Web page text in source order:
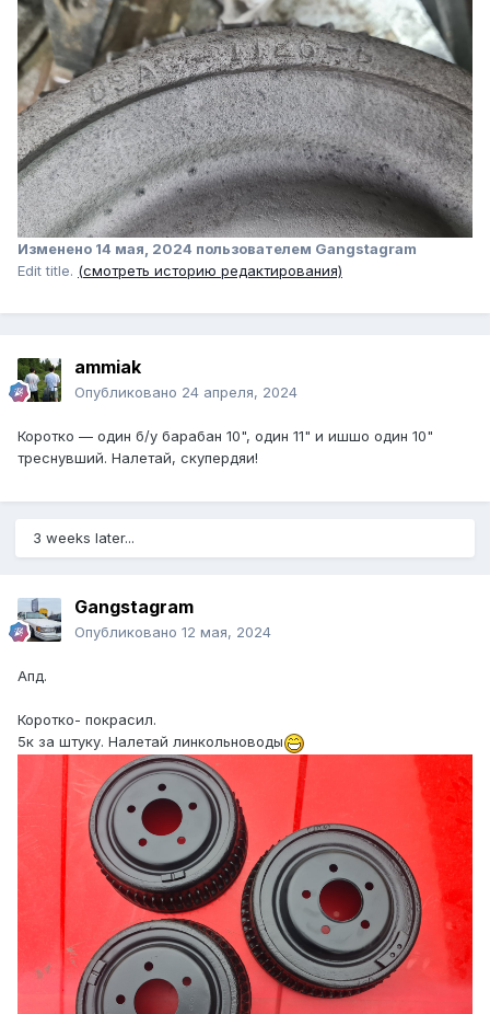
Изменено 14 мая, 2024 пользователем Gangstagram
Edit title. (смотреть историю редактирования)
ammiak
Опубликовано 24 апреля, 2024
Коротко — один б/у барабан 10", один 11" и ишшо один 10"
треснувший. Налетай, скупердяи!
3 weeks later...
Gangstagram
Опубликовано 12 мая, 2024
Апд.
Коротко- покрасил.
5к за штуку. Налетай линкольноводы